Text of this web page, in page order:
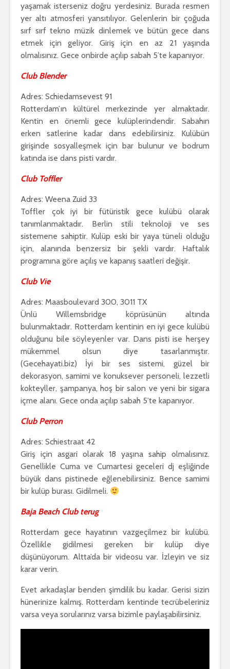
yaşamak isterseniz doğru yerdesiniz. Burada resmen
yer altı atmosferi yansıtılıyor. Gelenlerin bir çoğuda
sırf sırf tekno müzik dinlemek ve bütün gece dans
etmek için geliyor. Giriş için en az 21 yaşında
olmalısınız. Gece onbirde açılıp sabah 5’te kapanıyor.
Club Blender
Adres: Schiedamsevest 91
Rotterdam’ın kültürel merkezinde yer almaktadır.
Kentin en önemli gece kulüplerindendir. Sabahın
erken satlerine kadar dans edebilirsiniz. Kulübün
girişinde sosyalleşmek için bar bulunur ve bodrum
katında ise dans pisti vardır.
Club Toffler
Adres: Weena Zuid 33
Toffler çok iyi bir fütüristik gece kulübü olarak
tanımlanmaktadır. Berlin stili teknoloji ve ses
sistemene sahiptir. Kulüp eski bir yaya tüneli olduğu
için, alanında benzersiz bir şekli vardır. Haftalık
programına göre açılış ve kapanış saatleri değişir.
Club Vie
Adres: Maasboulevard 300, 3011 TX
Ünlü Willemsbridge köprüsünün altında
bulunmaktadır. Rotterdam kentinin en iyi gece kulübü
olduğunu bile söyleyenler var. Dans pisti ise herşey
mükemmel olsun diye tasarlanmıştır.
(Gecehayati.biz) İyi bir ses sistemi, güzel bir
dekorasyon, samimi ve konuksever personeli, lezzetli
kokteyller, şampanya, hoş bir salon ve yeni bir sigara
içme alanı. Gece onda açılıp sabah 5’te kapanıyor.
Club Perron
Adres: Schiestraat 42
Giriş için asgari olarak 18 yaşına sahip olmalısınız.
Genellikle Cuma ve Cumartesi geceleri dj eşliğinde
büyük dans pistinede eğlenebilirsiniz. Bence samimi
bir kulüp burası. Gidilmeli.
Baja Beach Club terug
Rotterdam gece hayatının vazgeçilmez bir kulübü.
Özellikle gidilmesi gereken bir kulüp diye
düşünüyorum. Altta’da bir videosu var. İzleyin ve siz
karar verin.
Evet arkadaşlar benden şimdilik bu kadar. Gerisi sizin
hünerinize kalmış. Rotterdam kentinde tecrübeleriniz
varsa veya sorularınız varsa bizimle paylaşabilirsiniz.